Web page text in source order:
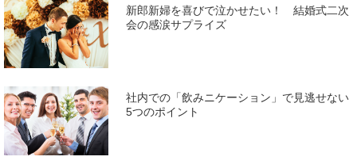
新郎新婦を喜びで泣かせたい！ 結婚式二次
会の感涙サプライズ
社内での「飲みニケーション」で見逃せない
5つのポイント